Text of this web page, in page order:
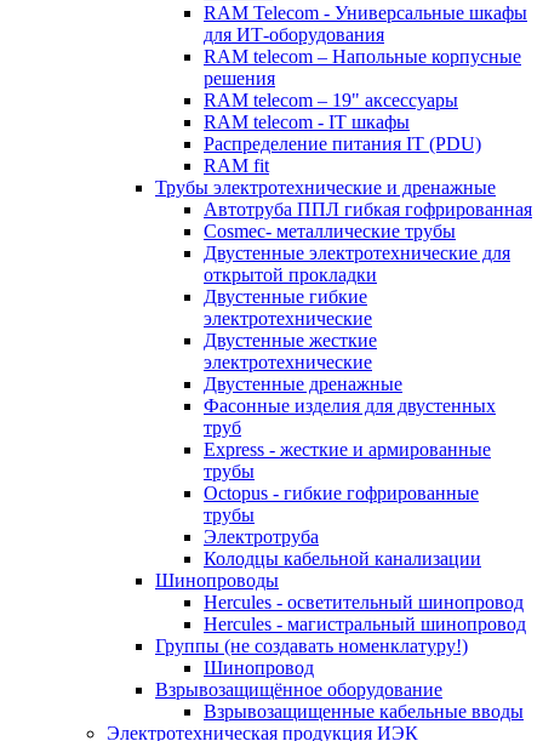
RAM Telecom - Универсальные шкафы
для ИТ-оборудования
RAM telecom – Напольные корпусные
решения
RAM telecom – 19" аксессуары
RAM telecom - IT шкафы
Распределение питания IT (PDU)
RAM fit
Трубы электротехнические и дренажные
Автотруба ППЛ гибкая гофрированная
Cosmec- металлические трубы
Двустенные электротехнические для
открытой прокладки
Двустенные гибкие
электротехнические
Двустенные жесткие
электротехнические
Двустенные дренажные
Фасонные изделия для двустенных
труб
Express - жесткие и армированные
трубы
Octopus - гибкие гофрированные
трубы
Электротруба
Колодцы кабельной канализации
Шинопроводы
Hercules - осветительный шинопровод
Hercules - магистральный шинопровод
Группы (не создавать номенклатуру!)
Шинопровод
Взрывозащищённое оборудование
Взрывозащищенные кабельные вводы
Электротехническая продукция ИЭК